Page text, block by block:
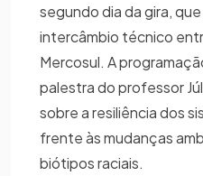
segundo dia da gira,
intercâmbio técnico
Mercosul. A
palestra do professor
sobre a resiliência dos
frente às mudanças
biótipos raciais.